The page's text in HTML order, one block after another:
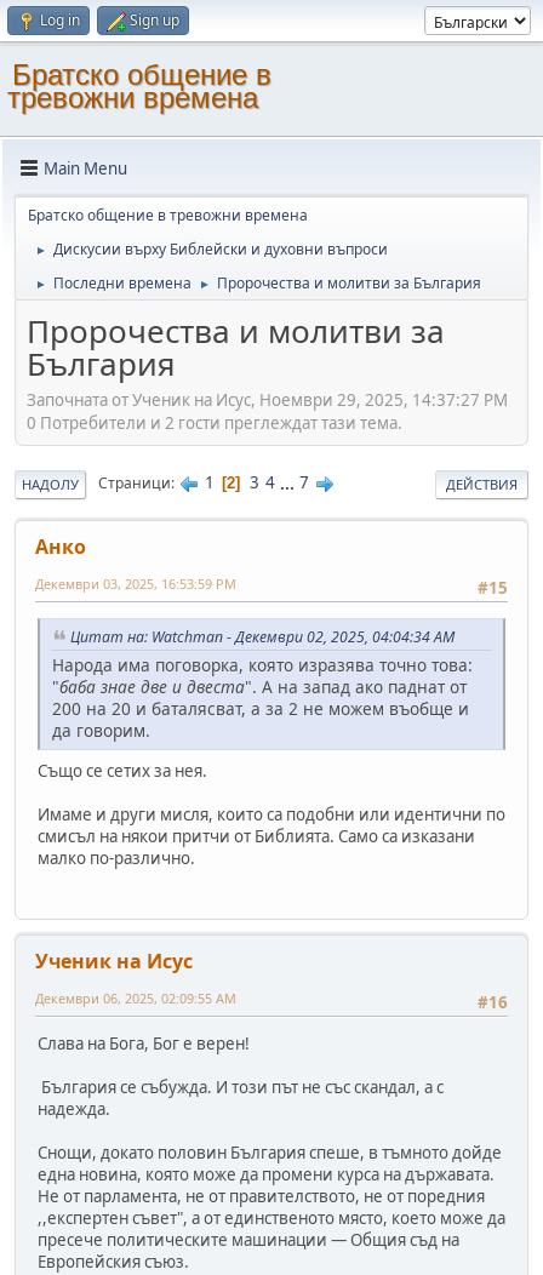
Log in Sign up
Братско общение в
тревожни времена
Main Menu
Братско общение в тревожни времена
► Дискусии върху Библейски и духовни въпроси
► Последни времена ► Пророчества и молитви за България
Пророчества и молитви за
България
Започната от Ученик на Исус, Ноември 29, 2025, 14:37:27 PM
0 Потребители и 2 гости преглеждат тази тема.
НАДОЛУ Страници 1 2 3 4 ... 7 ДЕЙСТВИЯ
Анко
#15
Декември 03, 2025, 16:53:59 PM
Цитат на: Watchman - Декември 02, 2025, 04:04:34 AM
Народа има поговорка, която изразява точно това:
"баба знае две и двеста". А на запад ако паднат от
200 на 20 и баталясват, а за 2 не можем въобще и
да говорим.
Също се сетих за нея.
Имаме и други мисля, които са подобни или идентични по
смисъл на някои притчи от Библията. Само са изказани
малко по-различно.
Ученик на Исус
#16
Декември 06, 2025, 02:09:55 AM
Слава на Бога, Бог е верен!
България се събужда. И този път не със скандал, а с
надежда.
Снощи, докато половин България спеше, в тъмното дойде
една новина, която може да промени курса на държавата.
Не от парламента, не от правителството, не от поредния
,,експертен съвет", а от единственото място, което може да
пресече политическите машинации — Общия съд на
Европейския съюз.